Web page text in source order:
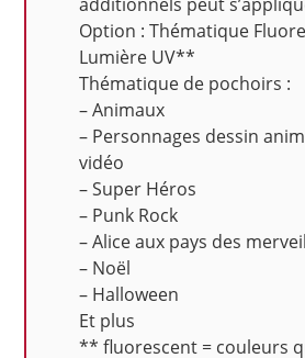
Option : Thématique
Lumière UV**
Thématique de pochoirs :
– Animaux
– Personnages dessin
vidéo
– Super Héros
– Punk Rock
– Alice aux pays des
– Noël
– Halloween
Et plus
** fluorescent = couleurs